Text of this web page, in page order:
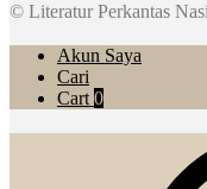
© Literatur Perkantas
Akun Saya
Cari
Cart 0